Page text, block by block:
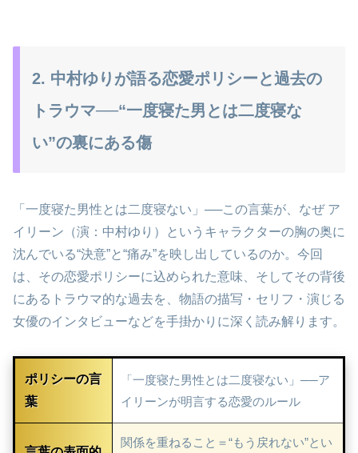
2. 中村ゆりが語る恋愛ポリシーと過去の
トラウマ──“一度寝た男とは二度寝な
い”の裏にある傷
「一度寝た男性とは二度寝ない」──この言葉が、なぜ ア
イリーン（演：中村ゆり）というキャラクターの胸の奥に
沈んでいる“決意”と“痛み”を映し出しているのか。今回
は、その恋愛ポリシーに込められた意味、そしてその背後
にあるトラウマ的な過去を、物語の描写・セリフ・演じる
女優のインタビューなどを手掛かりに深く読み解ります。
ポリシーの言
葉
「一度寝た男性とは二度寝ない」──ア
イリーンが明言する恋愛のルール
関係を重ねること＝“もう戻れない”とい